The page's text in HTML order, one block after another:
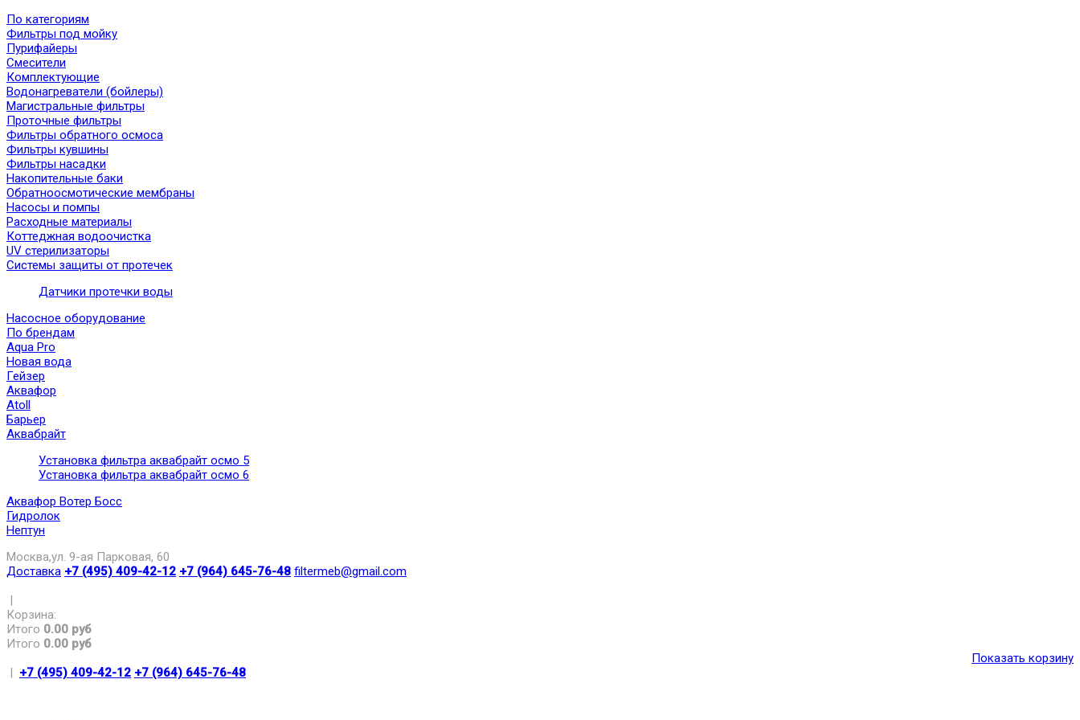
По категориям
Фильтры под мойку
Пурифайеры
Смесители
Комплектующие
Водонагреватели (бойлеры)
Магистральные фильтры
Проточные фильтры
Фильтры обратного осмоса
Фильтры кувшины
Фильтры насадки
Накопительные баки
Обратноосмотические мембраны
Насосы и помпы
Расходные материалы
Коттеджная водоочистка
UV стерилизаторы
Системы защиты от протечек
Датчики протечки воды
Насосное оборудование
По брендам
Aqua Pro
Новая вода
Гейзер
Аквафор
Atoll
Барьер
Аквабрайт
Установка фильтра аквабрайт осмо 5
Установка фильтра аквабрайт осмо 6
Аквафор Вотер Босс
Гидролок
Нептун
Москва,ул. 9-ая Парковая, 60
Доставка +7 (495) 409-42-12 +7 (964) 645-76-48 filtermeb@gmail.com
|
Корзина:
Итого 0.00 руб
Итого 0.00 руб
Показать корзину
| +7 (495) 409-42-12 +7 (964) 645-76-48